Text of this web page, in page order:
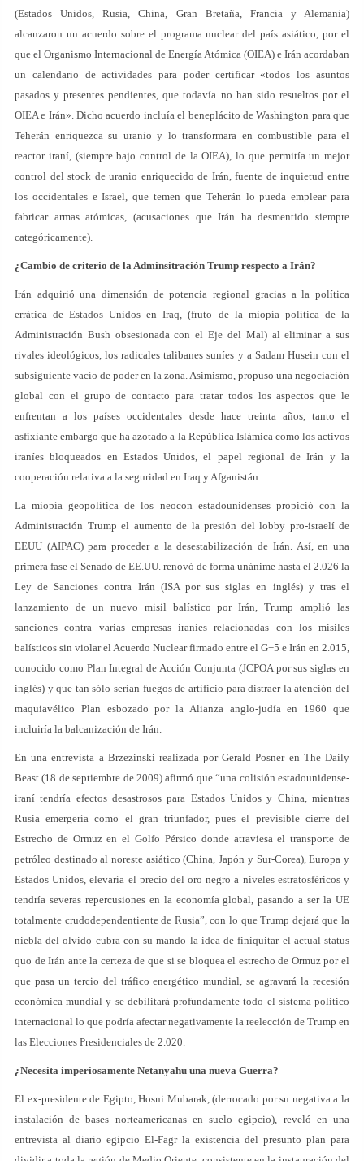
(Estados Unidos, Rusia, China, Gran Bretaña, Francia y Alemania)
alcanzaron un acuerdo sobre el programa nuclear del país asiático, por el
que el Organismo Internacional de Energía Atómica (OIEA) e Irán acordaban
un calendario de actividades para poder certificar «todos los asuntos
pasados y presentes pendientes, que todavía no han sido resueltos por el
OIEA e Irán». Dicho acuerdo incluía el beneplácito de Washington para que
Teherán enriquezca su uranio y lo transformara en combustible para el
reactor iraní, (siempre bajo control de la OIEA), lo que permitía un mejor
control del stock de uranio enriquecido de Irán, fuente de inquietud entre
los occidentales e Israel, que temen que Teherán lo pueda emplear para
fabricar armas atómicas, (acusaciones que Irán ha desmentido siempre
categóricamente).
¿Cambio de criterio de la Adminsitración Trump respecto a Irán?
Irán adquirió una dimensión de potencia regional gracias a la política
errática de Estados Unidos en Iraq, (fruto de la miopía política de la
Administración Bush obsesionada con el Eje del Mal) al eliminar a sus
rivales ideológicos, los radicales talibanes suníes y a Sadam Husein con el
subsiguiente vacío de poder en la zona. Asimismo, propuso una negociación
global con el grupo de contacto para tratar todos los aspectos que le
enfrentan a los países occidentales desde hace treinta años, tanto el
asfixiante embargo que ha azotado a la República Islámica como los activos
iraníes bloqueados en Estados Unidos, el papel regional de Irán y la
cooperación relativa a la seguridad en Iraq y Afganistán.
La miopía geopolítica de los neocon estadounidenses propició con la
Administración Trump el aumento de la presión del lobby pro-israelí de
EEUU (AIPAC) para proceder a la desestabilización de Irán. Así, en una
primera fase el Senado de EE.UU. renovó de forma unánime hasta el 2.026 la
Ley de Sanciones contra Irán (ISA por sus siglas en inglés) y tras el
lanzamiento de un nuevo misil balístico por Irán, Trump amplió las
sanciones contra varias empresas iraníes relacionadas con los misiles
balísticos sin violar el Acuerdo Nuclear firmado entre el G+5 e Irán en 2.015,
conocido como Plan Integral de Acción Conjunta (JCPOA por sus siglas en
inglés) y que tan sólo serían fuegos de artificio para distraer la atención del
maquiavélico Plan esbozado por la Alianza anglo-judía en 1960 que
incluiría la balcanización de Irán.
En una entrevista a Brzezinski realizada por Gerald Posner en The Daily
Beast (18 de septiembre de 2009) afirmó que “una colisión estadounidense-
iraní tendría efectos desastrosos para Estados Unidos y China, mientras
Rusia emergería como el gran triunfador, pues el previsible cierre del
Estrecho de Ormuz en el Golfo Pérsico donde atraviesa el transporte de
petróleo destinado al noreste asiático (China, Japón y Sur-Corea), Europa y
Estados Unidos, elevaría el precio del oro negro a niveles estratosféricos y
tendría severas repercusiones en la economía global, pasando a ser la UE
totalmente crudodependentiente de Rusia”, con lo que Trump dejará que la
niebla del olvido cubra con su mando la idea de finiquitar el actual status
quo de Irán ante la certeza de que si se bloquea el estrecho de Ormuz por el
que pasa un tercio del tráfico energético mundial, se agravará la recesión
económica mundial y se debilitará profundamente todo el sistema político
internacional lo que podría afectar negativamente la reelección de Trump en
las Elecciones Presidenciales de 2.020.
¿Necesita imperiosamente Netanyahu una nueva Guerra?
El ex-presidente de Egipto, Hosni Mubarak, (derrocado por su negativa a la
instalación de bases norteamericanas en suelo egipcio), reveló en una
entrevista al diario egipcio El-Fagr la existencia del presunto plan para